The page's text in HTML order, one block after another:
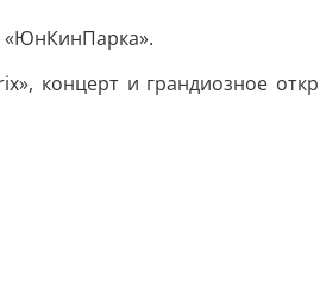
«ЮнКинПарка».
концерт и грандиозное